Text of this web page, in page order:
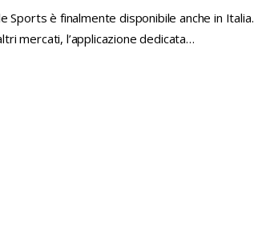
Sports è finalmente disponibile anche in Italia.
mercati, l’applicazione dedicata…